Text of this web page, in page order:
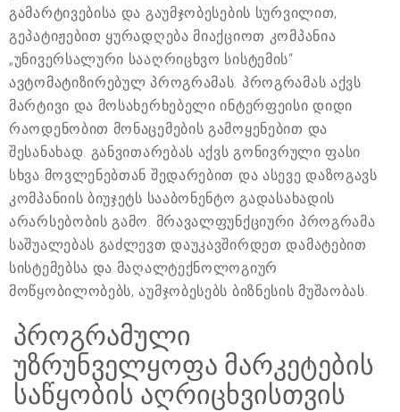
გამარტივებისა და გაუმჯობესების სურვილით,
გეპატიჟებით ყურადღება მიაქციოთ კომპანია
„უნივერსალური სააღრიცხვო სისტემის“
ავტომატიზირებულ პროგრამას. პროგრამას აქვს
მარტივი და მოსახერხებელი ინტერფეისი დიდი
რაოდენობით მონაცემების გამოყენებით და
შესანახად. განვითარებას აქვს გონივრული ფასი
სხვა მოვლენებთან შედარებით და ასევე დაზოგავს
კომპანიის ბიუჯეტს სააბონენტო გადასახადის
არარსებობის გამო. მრავალფუნქციური პროგრამა
საშუალებას გაძლევთ დაუკავშირდეთ დამატებით
სისტემებსა და მაღალტექნოლოგიურ
მოწყობილობებს, აუმჯობესებს ბიზნესის მუშაობას.
პროგრამული
უზრუნველყოფა მარკეტების
საწყობის აღრიცხვისთვის